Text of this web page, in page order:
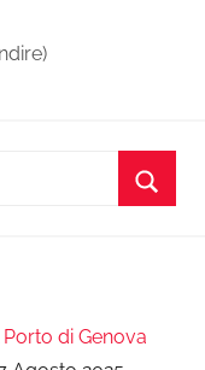
di Genova